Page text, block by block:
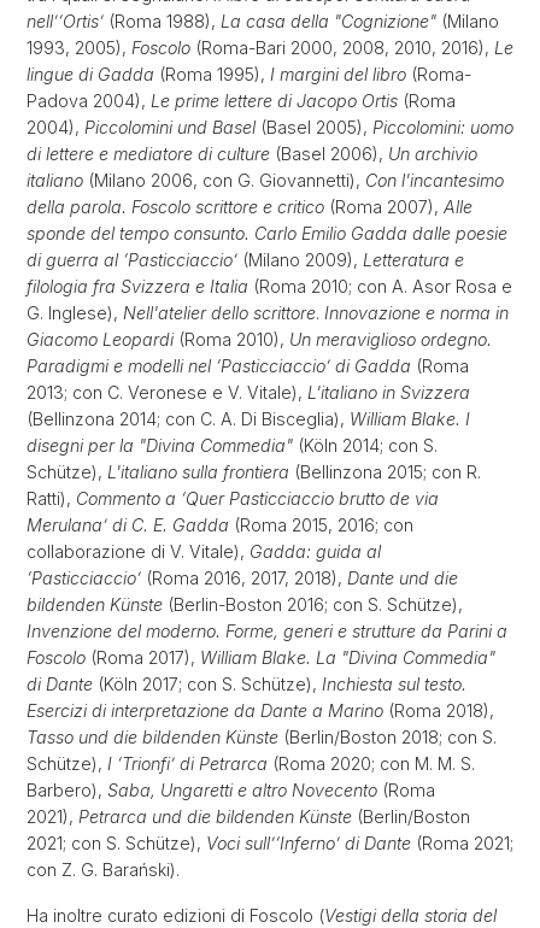
nell’‘Ortis’ (Roma 1988), La casa della "Cognizione" (Milano
1993, 2005), Foscolo (Roma-Bari 2000, 2008, 2010, 2016), Le
lingue di Gadda (Roma 1995), I margini del libro (Roma-
Padova 2004), Le prime lettere di Jacopo Ortis (Roma
2004), Piccolomini und Basel(Basel 2005), Piccolomini: uomo
di lettere e mediatore di culture (Basel 2006), Un archivio
italiano (Milano 2006, con G. Giovannetti), Con l'incantesimo
della parola. Foscolo scrittore e critico (Roma 2007), Alle
sponde del tempo consunto. Carlo Emilio Gadda dalle poesie
di guerra al ‘Pasticciaccio’ (Milano 2009), Letteratura e
filologia fra Svizzera e Italia (Roma 2010; con A. Asor Rosa e
G. Inglese), Nell'atelier dello scrittore. Innovazione e norma in
Giacomo Leopardi(Roma 2010), Un meraviglioso ordegno.
Paradigmi e modelli nel ‘Pasticciaccio’ di Gadda (Roma
2013; con C. Veronese e V. Vitale), L'italiano in Svizzera
(Bellinzona 2014; con C. A. Di Bisceglia), William Blake. I
disegni per la "Divina Commedia" (Köln 2014; con S.
Schütze), L'italiano sulla frontiera (Bellinzona 2015; con R.
Ratti), Commento a ‘Quer Pasticciaccio brutto de via
Merulana’ di C. E. Gadda (Roma 2015, 2016; con
collaborazione di V. Vitale), Gadda: guida al
‘Pasticciaccio’ (Roma 2016, 2017, 2018), Dante und die
bildenden Künste (Berlin-Boston 2016; con S. Schütze),
Invenzione del moderno. Forme, generi e strutture da Parini a
Foscolo (Roma 2017), William Blake. La "Divina Commedia"
di Dante (Köln 2017; con S. Schütze), Inchiesta sul testo.
Esercizi di interpretazione da Dante a Marino (Roma 2018),
Tasso und die bildenden Künste (Berlin/Boston 2018; con S.
Schütze), I ‘Trionfi’ di Petrarca (Roma 2020; con M. M. S.
Barbero), Saba, Ungaretti e altro Novecento (Roma
2021), Petrarca und die bildenden Künste (Berlin/Boston
2021; con S. Schütze), Voci sull’‘Inferno’ di Dante (Roma 2021;
con Z. G. Barański).
Ha inoltre curato edizioni di Foscolo (Vestigi della storia del